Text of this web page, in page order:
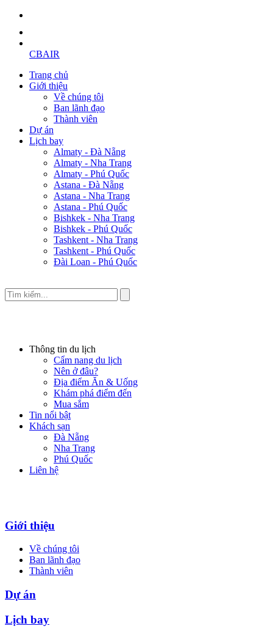
CBAIR
Trang chủ
Giới thiệu
Về chúng tôi
Ban lãnh đạo
Thành viên
Dự án
Lịch bay
Almaty - Đà Nẵng
Almaty - Nha Trang
Almaty - Phú Quốc
Astana - Đà Nẵng
Astana - Nha Trang
Astana - Phú Quốc
Bishkek - Nha Trang
Bishkek - Phú Quốc
Tashkent - Nha Trang
Tashkent - Phú Quốc
Đài Loan - Phú Quốc
Thông tin du lịch
Cẩm nang du lịch
Nên ở đâu?
Địa điểm Ăn & Uống
Khám phá điểm đến
Mua sắm
Tin nổi bật
Khách sạn
Đà Nẵng
Nha Trang
Phú Quốc
Liên hệ
Giới thiệu
Về chúng tôi
Ban lãnh đạo
Thành viên
Dự án
Lịch bay